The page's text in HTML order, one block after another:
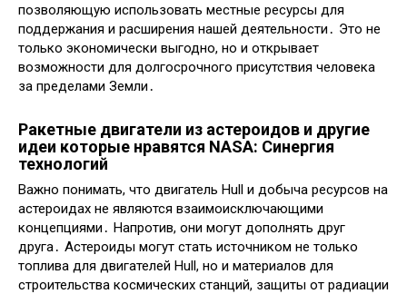
позволяющую использовать местные ресурсы для
поддержания и расширения нашей деятельности․ Это не
только экономически выгодно, но и открывает
возможности для долгосрочного присутствия человека
за пределами Земли․
Ракетные двигатели из астероидов и другие
идеи которые нравятся NASA: Синергия
технологий
Важно понимать, что двигатель Hull и добыча ресурсов на
астероидах не являются взаимоисключающими
концепциями․ Напротив, они могут дополнять друг
друга․ Астероиды могут стать источником не только
топлива для двигателей Hull, но и материалов для
строительства космических станций, защиты от радиации